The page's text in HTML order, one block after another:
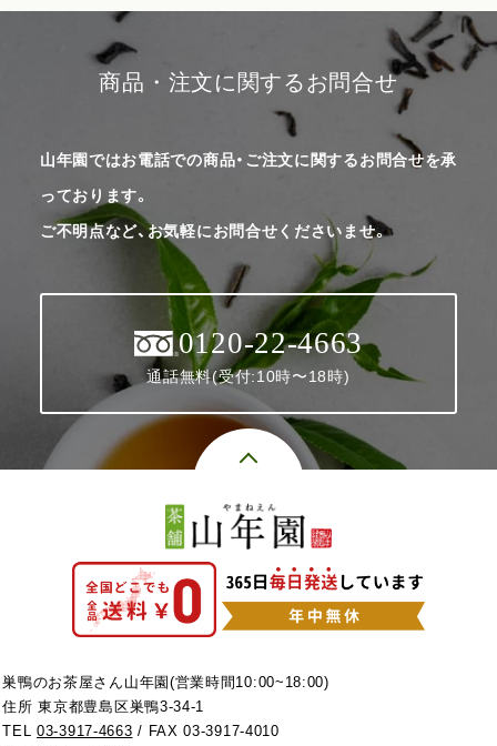
商品・注文に関するお問合せ
山年園ではお電話での商品・ご注文に関するお問合せを承
っております。
ご不明点など、お気軽にお問合せくださいませ。
0120-22-4663
通話無料(受付:10時〜18時)
巣鴨のお茶屋さん山年園(営業時間10:00~18:00)
住所 東京都豊島区巣鴨3-34-1
TEL03-3917-4663 / FAX 03-3917-4010